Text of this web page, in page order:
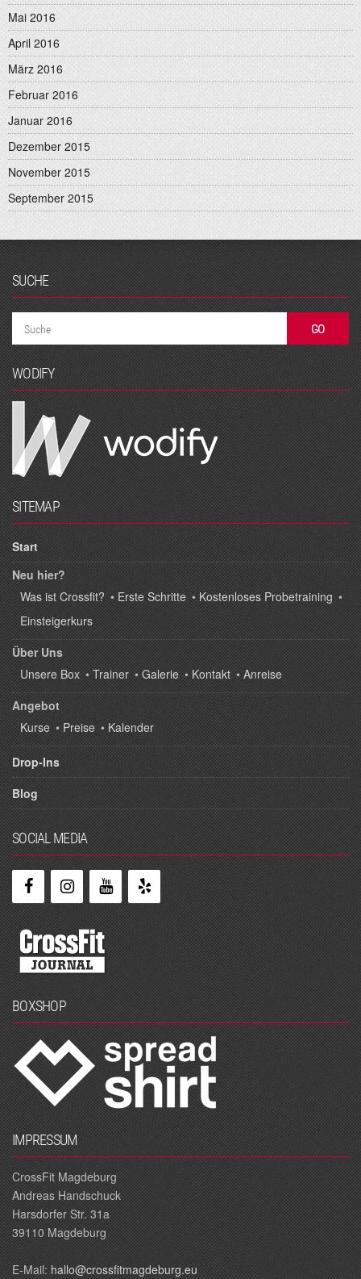
Mai 2016
April 2016
März 2016
Februar 2016
Januar 2016
Dezember 2015
November 2015
September 2015
SUCHE
WODIFY
SITEMAP
Start
Neu hier?
Was ist Crossfit? • Erste Schritte •Kostenloses Probetraining •
Einsteigerkurs
Über Uns
Unsere Box • Trainer• Galerie • Kontakt • Anreise
Angebot
Kurse • Preise • Kalender
Drop-Ins
Blog
SOCIAL MEDIA
BOXSHOP
IMPRESSUM
CrossFit Magdeburg
Andreas Handschuck
Harsdorfer Str. 31a
39110 Magdeburg
E‐Mail: hallo@crossfitmagdeburg.eu